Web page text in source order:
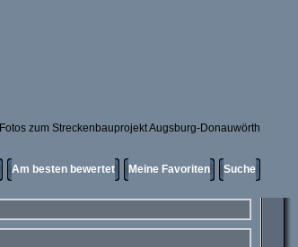
Fotos zum Streckenbauprojekt Augsburg-Donauwörth
Am besten bewertet Meine Favoriten Suche